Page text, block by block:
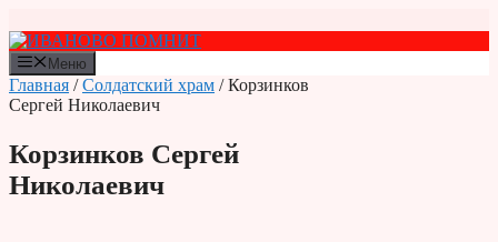
к
содержимому
Меню
Главная /Солдатский храм / Корзинков
Сергей Николаевич
Корзинков Сергей
Николаевич